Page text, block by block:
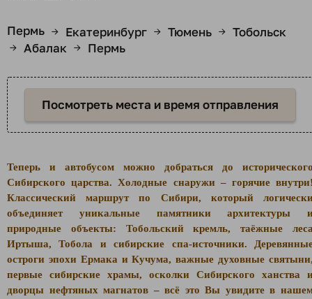
Пермь → Екатеринбург → Тюмень → Тобольск
→ Абалак → Пермь
Посмотреть места и время отправления
Теперь и автобусом можно добраться до
Сибирского царства. Холодные снаружи – горячие
Классический маршрут по Сибири, который
объединяет уникальные памятники архитектуры
природные объекты: Тобольский кремль, таёжные
Иртыша, Тобола и сибирские спа-источники.
остроги эпохи Ермака и Кучума, важные духовные
первые сибирские храмы, осколки Сибирского ханства
дворцы нефтяных магнатов – всё это Вы увидите в